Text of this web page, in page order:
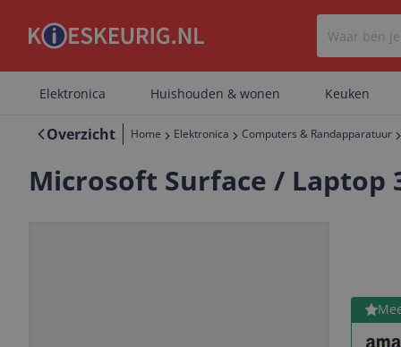
Elektronica Huishouden & wonen Keuken
Overzicht Home Elektronica Computers & Randapparatuur
Microsoft Surface / Laptop
Bekijk